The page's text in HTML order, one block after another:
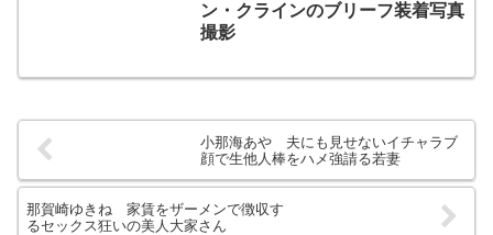
ン・クラインのブリーフ装着写真
撮影
小那海あや 夫にも見せないイチャラブ
顔で生他人棒をハメ強請る若妻
那賀崎ゆきね 家賃をザーメンで徴収す
るセックス狂いの美人大家さん